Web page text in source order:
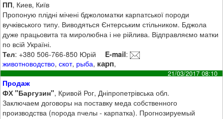
ПП, Киев, Київ
Пропоную плідні мічені бджоломатки карпатської породи
вучківського типу. Виводяться Єнтерським стільником. Бджола
дуже працьовита та миролюбна і не рійлива. Відправляємо матки
по всій Україні.
Тел: +380 506-766-850 Юрій E-mail:
животноводство,скот, рыба, карп,
21/03/2017 08:10
Продаж
ФХ "Баргузин", Кривой Рог, Дніпропетрівська обл.
Заключаем договоры на поставку меда собственного
производства (порода пчелы - карпатка). Прогнозируемый